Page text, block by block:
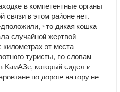
в компетентные органы
связи в этом районе нет.
что дикая кошка
случайной жертвой
километрах от места
туристы, по словам
КамАЗе, который сидел и
по дороге на гору не